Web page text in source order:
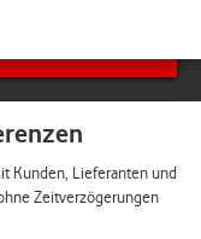
Kunden, Lieferanten und
Zeitverzögerungen